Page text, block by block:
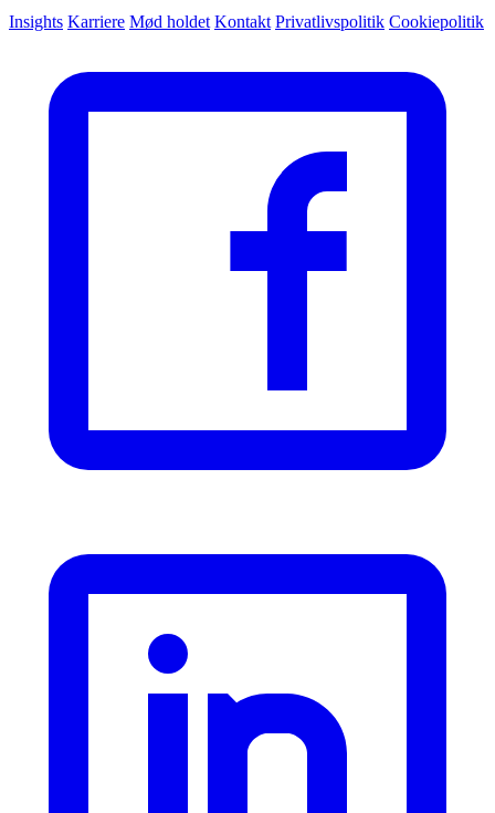
Insights Karriere Mød holdet Kontakt Privatlivspolitik Cookiepolitik